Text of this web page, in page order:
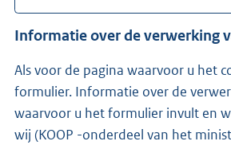
Informatie over de verwerking
Als voor de pagina waarvoor u het
formulier. Informatie over de
waarvoor u het formulier invult en waarvoor de
wij (KOOP -onderdeel van het